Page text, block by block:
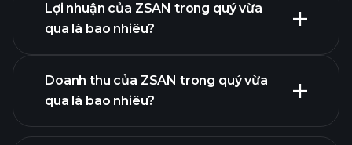
Lịch công bố lợi nhuận
Lợi nhuận của ZSAN trong quý vừa
qua là bao nhiêu?
Doanh thu của ZSAN trong quý vừa
qua là bao nhiêu?